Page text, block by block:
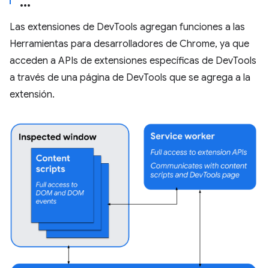
Las extensiones de DevTools agregan funciones a las
Herramientas para desarrolladores de Chrome, ya que
acceden a APIs de extensiones específicas de DevTools
a través de una página de DevTools que se agrega a la
extensión.